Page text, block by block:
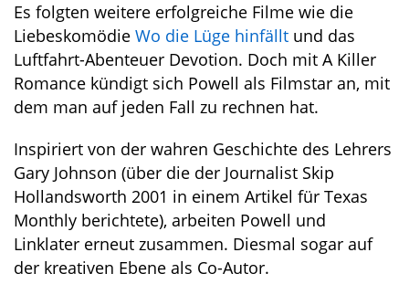
Es folgten weitere erfolgreiche Filme wie die
Liebeskomödie Wo die Lüge hinfällt und das
Luftfahrt-Abenteuer Devotion. Doch mit A Killer
Romance kündigt sich Powell als Filmstar an, mit
dem man auf jeden Fall zu rechnen hat.
Inspiriert von der wahren Geschichte des Lehrers
Gary Johnson (über die der Journalist Skip
Hollandsworth 2001 in einem Artikel für Texas
Monthly berichtete), arbeiten Powell und
Linklater erneut zusammen. Diesmal sogar auf
der kreativen Ebene als Co-Autor.